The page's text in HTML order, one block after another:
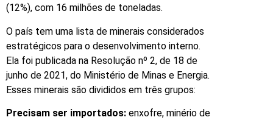
(12%), com 16 milhões de toneladas.
O país tem uma lista de minerais considerados
estratégicos para o desenvolvimento interno.
Ela foi publicada na Resolução nº 2, de 18 de
junho de 2021, do Ministério de Minas e Energia.
Esses minerais são divididos em três grupos:
Precisam ser importados: enxofre, minério de